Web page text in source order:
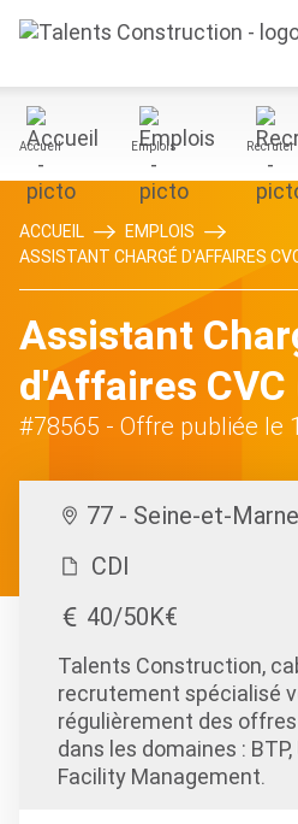
Accueil Emplois Recruter
ACCUEIL
EMPLOIS
ASSISTANT CHARGÉ D'AFFAIRES
Assistant
d'Affaires CVC
#78565 - Offre publiée le
77 - Seine-et-Marne
CDI
40/50K€
Talents Construction,
recrutement spécialisé
régulièrement des offres
dans les domaines :
Facility Management.